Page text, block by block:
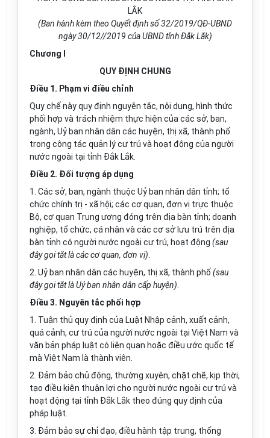
LẮK
(Ban hành kèm theo Quyết định số 32/2019/QĐ-UBND
ngày 30/12//2019 của UBND tỉnh Đắk Lắk)
Chương I
QUY ĐỊNH CHUNG
Điều 1. Phạm vi điều chỉnh
Quy chế này quy định nguyên tắc, nội dung, hình thức
phối hợp và trách nhiệm thực hiện của các sở, ban,
ngành, Uỷ ban nhân dân các huyện, thị xã, thành phố
trong công tác quản lý cư trú và hoạt động của người
nước ngoài tại tỉnh Đắk Lắk.
Điều 2. Đối tượng áp dụng
1. Các sở, ban, ngành thuộc Uỷ ban nhân dân tỉnh; tổ
chức chính trị - xã hội; các cơ quan, đơn vị trực thuộc
Bộ, cơ quan Trung ương đóng trên địa bàn tỉnh; doanh
nghiệp, tổ chức, cá nhân và các cơ sở lưu trú trên địa
bàn tỉnh có người nước ngoài cư trú, hoạt động (sau
đây gọi tắt là các cơ quan, đơn vị)
2. Uỷ ban nhân dân các huyện, thị xã, thành phố (sau
đây gọi tắt là Uỷ ban nhân dân cấp huyện)
Điều 3. Nguyên tắc phối hợp
1. Tuân thủ quy định của Luật Nhập cảnh, xuất cảnh,
quá cảnh, cư trú của người nước ngoài tại Việt Nam và
văn bản pháp luật có liên quan hoặc điều ước quốc tế
mà Việt Nam là thành viên.
2. Đảm bảo chủ động, thường xuyên, chặt chẽ, kịp thời,
tạo điều kiện thuận lợi cho người nước ngoài cư trú và
hoạt động tại tỉnh Đắk Lắk theo đúng quy định của
pháp luật.
3. Đảm bảo sự chỉ đạo, điều hành tập trung, thống